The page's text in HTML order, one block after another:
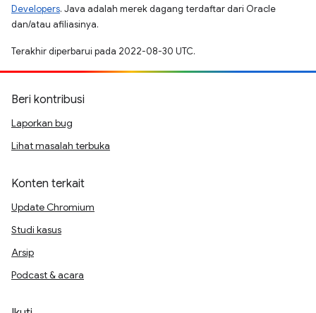
Developers. Java adalah merek dagang terdaftar dari Oracle
dan/atau afiliasinya.
Terakhir diperbarui pada 2022-08-30 UTC.
Beri kontribusi
Laporkan bug
Lihat masalah terbuka
Konten terkait
Update Chromium
Studi kasus
Arsip
Podcast & acara